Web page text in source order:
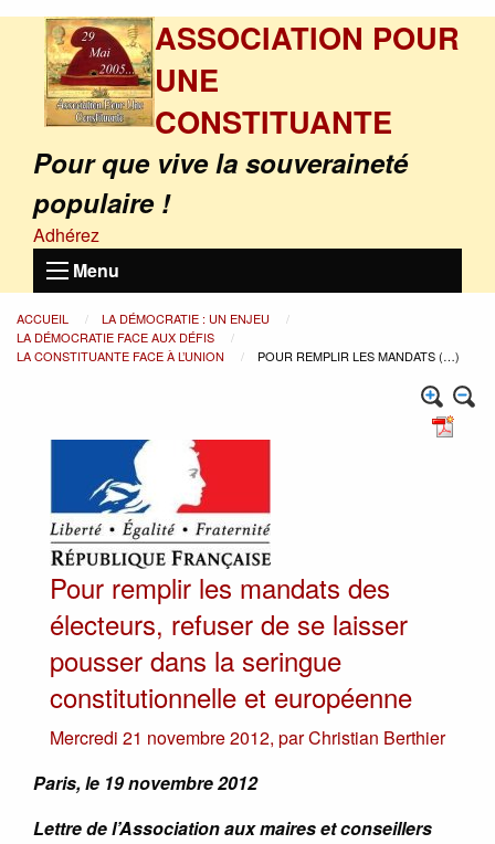
ASSOCIATION POUR
UNE
CONSTITUANTE
Pour que vive la souveraineté
populaire !
Adhérez
Menu
ACCUEIL
LA DÉMOCRATIE : UN ENJEU
LA DÉMOCRATIE FACE AUX DÉFIS
LA CONSTITUANTE FACE À L’UNION
POUR REMPLIR LES MANDATS (…)
Pour remplir les mandats des
électeurs, refuser de se laisser
pousser dans la seringue
constitutionnelle et européenne
Mercredi 21 novembre 2012, parChristian Berthier
Paris, le 19 novembre 2012
Lettre de l’Association aux maires et conseillers